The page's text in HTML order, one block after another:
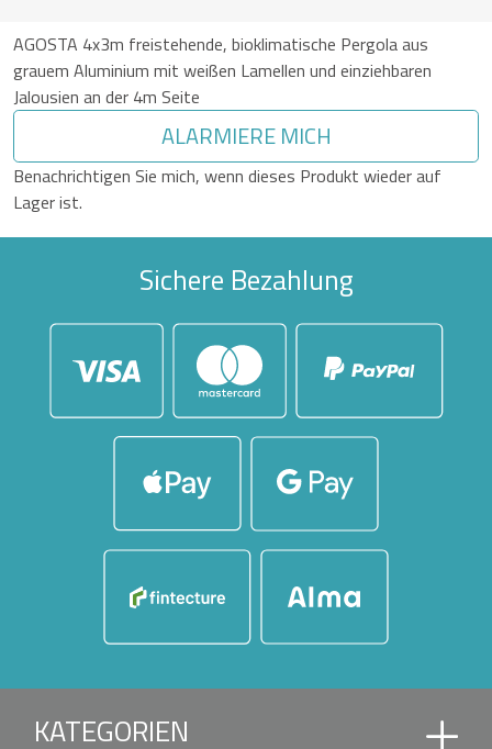
AGOSTA 4x3m freistehende, bioklimatische Pergola aus
grauem Aluminium mit weißen Lamellen und einziehbaren
Jalousien an der 4m Seite
ALARMIERE MICH
Benachrichtigen Sie mich, wenn dieses Produkt wieder auf
Lager ist.
Sichere Bezahlung
KATEGORIEN